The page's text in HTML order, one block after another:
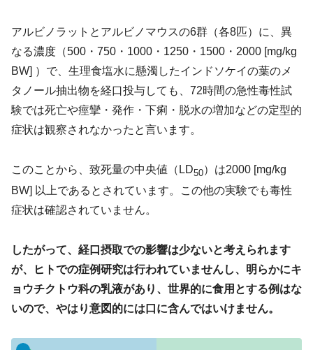
アルビノラットとアルビノマウスの6群（各8匹）に、異
なる濃度（500・750・1000・1250・1500・2000 [mg/kg
BW] ）で、生理食塩水に懸濁したインドソケイの葉のメ
タノール抽出物を経口投与しても、72時間の急性毒性試
験では死亡や痙攣・発作・下痢・脱水の増加などの定型的
症状は観察されなかったと言います。
このことから、致死量の中央値（LD50）は2000 [mg/kg
BW] 以上であるとされています。この他の実験でも毒性
症状は確認されていません。
したがって、経口摂取での影響は少ないと考えられます
が、ヒトでの症例研究は行われていませんし、明らかにキ
ョウチクトウ科の乳液があり、世界的に食用とする例はな
いので、やはり意図的には口に含んではいけません。